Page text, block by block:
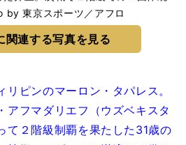
東京スポーツ／アフロ
関連する写真を見る
ピンのマーロン・タパレス。
アフマダリエフ（ウズベキスタ
て２階級制覇を果たした31歳の